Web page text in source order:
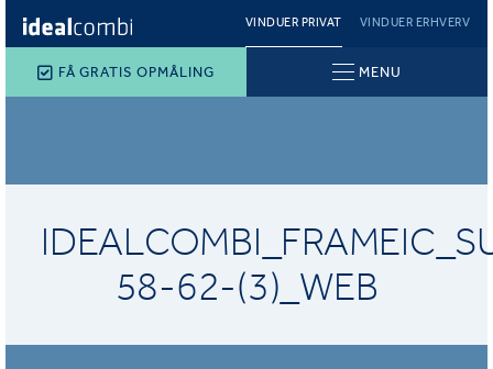
VINDUER PRIVAT VINDUER ERHVERV
FÅ GRATIS OPMÅLING MENU
58-62-(3)_WEB